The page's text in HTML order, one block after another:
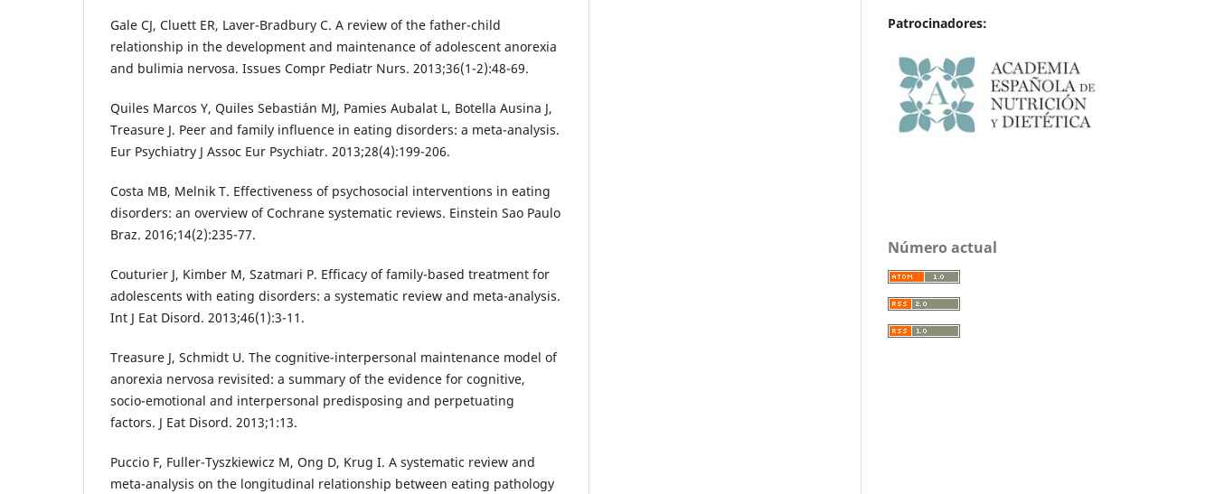
Gale CJ, Cluett ER, Laver-Bradbury C. A review of the father-child
relationship in the development and maintenance of adolescent anorexia
and bulimia nervosa. Issues Compr Pediatr Nurs. 2013;36(1-2):48-69.
Quiles Marcos Y, Quiles Sebastián MJ, Pamies Aubalat L, Botella Ausina J,
Treasure J. Peer and family influence in eating disorders: a meta-analysis.
Eur Psychiatry J Assoc Eur Psychiatr. 2013;28(4):199-206.
Costa MB, Melnik T. Effectiveness of psychosocial interventions in eating
disorders: an overview of Cochrane systematic reviews. Einstein Sao Paulo
Braz. 2016;14(2):235-77.
Couturier J, Kimber M, Szatmari P. Efficacy of family-based treatment for
adolescents with eating disorders: a systematic review and meta-analysis.
Int J Eat Disord. 2013;46(1):3-11.
Treasure J, Schmidt U. The cognitive-interpersonal maintenance model of
anorexia nervosa revisited: a summary of the evidence for cognitive,
socio-emotional and interpersonal predisposing and perpetuating
factors. J Eat Disord. 2013;1:13.
Puccio F, Fuller-Tyszkiewicz M, Ong D, Krug I. A systematic review and
meta-analysis on the longitudinal relationship between eating pathology
Patrocinadores:
Número actual